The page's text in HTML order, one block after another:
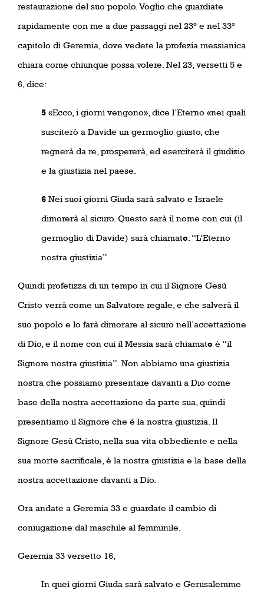
restaurazione del suo popolo. Voglio che guardiate
rapidamente con me a due passaggi nel 23° e nel 33°
capitolo di Geremia, dove vedete la profezia messianica
chiara come chiunque possa volere. Nel 23, versetti 5 e
6, dice:
5 «Ecco, i giorni vengono», dice l’Eterno «nei quali
susciterò a Davide un germoglio giusto, che
regnerà da re, prospererà, ed eserciterà il giudizio
e la giustizia nel paese.
6 Nei suoi giorni Giuda sarà salvato e Israele
dimorerà al sicuro. Questo sarà il nome con cui (il
germoglio di Davide) sarà chiamato: “L’Eterno
nostra giustizia”
Quindi profetizza di un tempo in cui il Signore Gesù
Cristo verrà come un Salvatore regale, e che salverà il
suo popolo e lo farà dimorare al sicuro nell’accettazione
di Dio, e il nome con cui il Messia sarà chiamato è “il
Signore nostra giustizia”. Non abbiamo una giustizia
nostra che possiamo presentare davanti a Dio come
base della nostra accettazione da parte sua, quindi
presentiamo il Signore che è la nostra giustizia. Il
Signore Gesù Cristo, nella sua vita obbediente e nella
sua morte sacrificale, è la nostra giustizia e la base della
nostra accettazione davanti a Dio.
Ora andate a Geremia 33 e guardate il cambio di
coniugazione dal maschile al femminile.
Geremia 33 versetto 16,
In quei giorni Giuda sarà salvato e Gerusalemme